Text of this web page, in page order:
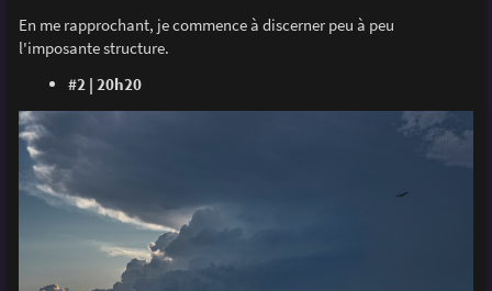
En me rapprochant, je commence à discerner peu à peu
l'imposante structure.
#2 | 20h20